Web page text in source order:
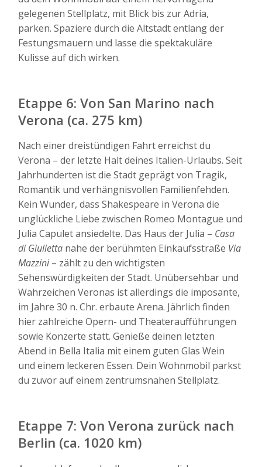
gelegenen Stellplatz, mit Blick bis zur Adria,
parken. Spaziere durch die Altstadt entlang der
Festungsmauern und lasse die spektakuläre
Kulisse auf dich wirken.
Etappe 6: Von San Marino nach
Verona (ca. 275 km)
Nach einer dreistündigen Fahrt erreichst du
Verona – der letzte Halt deines Italien-Urlaubs. Seit
Jahrhunderten ist die Stadt geprägt von Tragik,
Romantik und verhängnisvollen Familienfehden.
Kein Wunder, dass Shakespeare in Verona die
unglückliche Liebe zwischen Romeo Montague und
Julia Capulet ansiedelte. Das Haus der Julia – Casa
di Giulietta nahe der berühmten Einkaufsstraße Via
Mazzini – zählt zu den wichtigsten
Sehenswürdigkeiten der Stadt. Unübersehbar und
Wahrzeichen Veronas ist allerdings die imposante,
im Jahre 30 n. Chr. erbaute Arena. Jährlich finden
hier zahlreiche Opern- und Theateraufführungen
sowie Konzerte statt. Genieße deinen letzten
Abend in Bella Italia mit einem guten Glas Wein
und einem leckeren Essen. Dein Wohnmobil parkst
du zuvor auf einem zentrumsnahen Stellplatz.
Etappe 7: Von Verona zurück nach
Berlin (ca. 1020 km)